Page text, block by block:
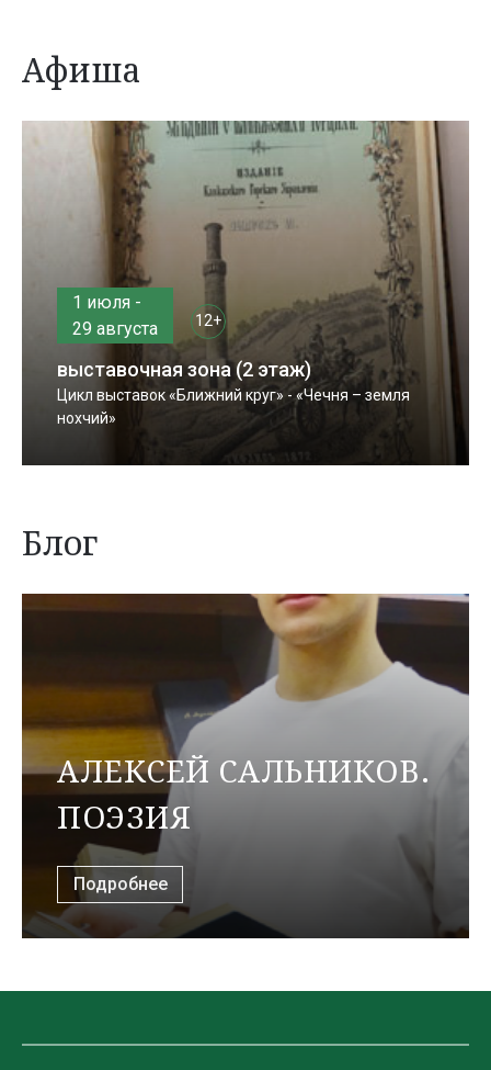
Афиша
1 июля -
29 августа
12+
выставочная зона (2 этаж)
Цикл выставок «Ближний круг» - «Чечня – земля
нохчий»
Блог
АЛЕКСЕЙ САЛЬНИКОВ.
ПОЭЗИЯ
Подробнее